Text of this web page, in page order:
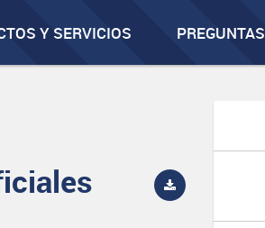
Y SERVICIOS